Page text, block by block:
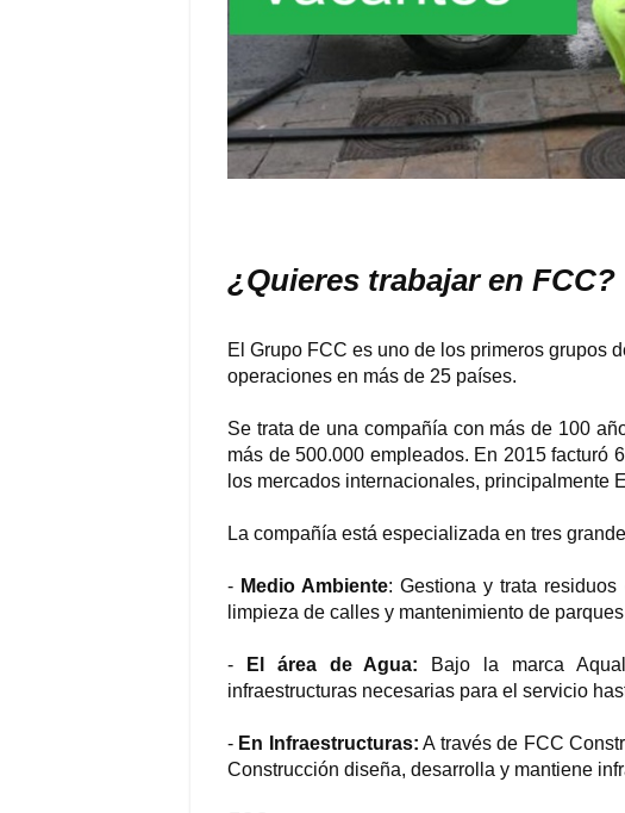
¿Quieres trabajar en FCC?
El Grupo FCC es uno de los primeros grupos
operaciones en más de 25 países.
Se trata de una compañía con más de 100
más de 500.000 empleados. En 2015 facturó
los mercados internacionales, principalmente
La compañía está especializada en tres
- Medio Ambiente: Gestiona y trata
limpieza de calles y mantenimiento de
- El área de Agua: Bajo la marca
infraestructuras necesarias para el servicio
- En Infraestructuras: A través de FCC
Construcción diseña, desarrolla y mantiene